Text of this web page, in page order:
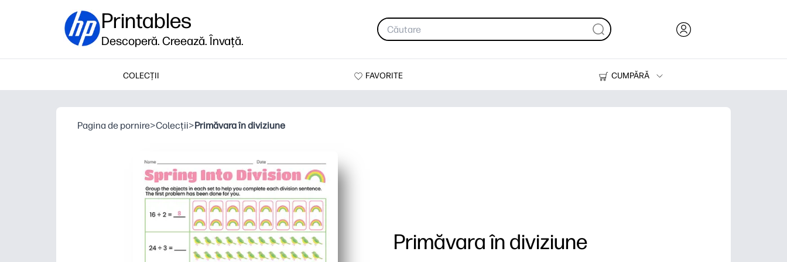
Printables
Descoperă. Creează. Învață.
COLECȚII FAVORITE
CUMPĂRĂ
Imprimante
Pagina de pornire>Colecții>Primăvara în diviziune
Primăvara în diviziune